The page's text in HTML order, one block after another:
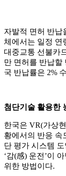
자발적 면허 반납
체에서는 일정 연
대중교통 선불카
만 면허를 반납할
국 반납률은 2%
첨단기술 활용한
한국은 VR(가상
황에서의 반응 속
단 평가 시스템
‘감(感) 운전’이
위한 방법이다.